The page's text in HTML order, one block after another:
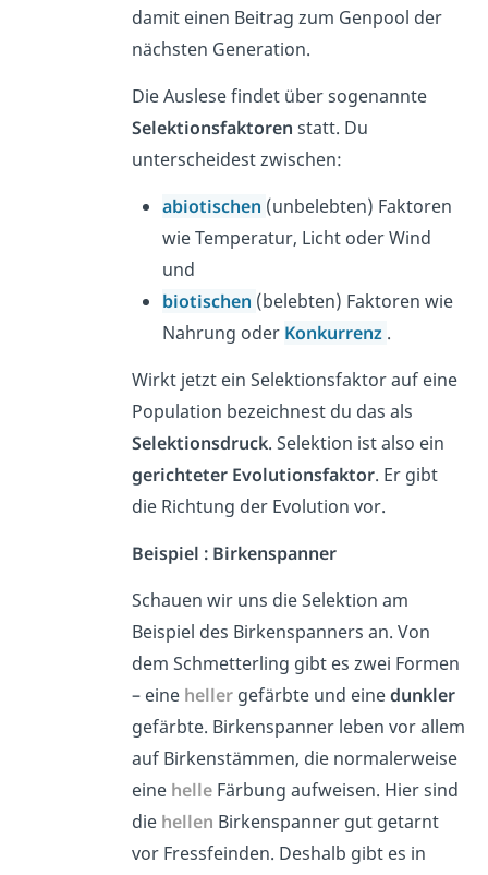
damit einen Beitrag zum Genpool der
nächsten Generation.
Die Auslese findet über sogenannte
Selektionsfaktoren statt. Du
unterscheidest zwischen:
abiotischen (unbelebten) Faktoren
wie Temperatur, Licht oder Wind
und
biotischen (belebten) Faktoren wie
Nahrung oder Konkurrenz .
Wirkt jetzt ein Selektionsfaktor auf eine
Population bezeichnest du das als
Selektionsdruck. Selektion ist also ein
gerichteter Evolutionsfaktor. Er gibt
die Richtung der Evolution vor.
Beispiel : Birkenspanner
Schauen wir uns die Selektion am
Beispiel des Birkenspanners an. Von
dem Schmetterling gibt es zwei Formen
– eine heller gefärbte und einedunkler
gefärbte. Birkenspanner leben vor allem
auf Birkenstämmen, die normalerweise
eine helle Färbung aufweisen. Hier sind
die hellen Birkenspanner gut getarnt
vor Fressfeinden. Deshalb gibt es in